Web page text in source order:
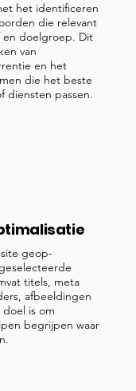
het identificeren
die relevant
en doelgroep. Dit
van
en het
die het beste
diensten passen.
geop-
titels, meta
afbeeldingen
is om
begrijpen waar